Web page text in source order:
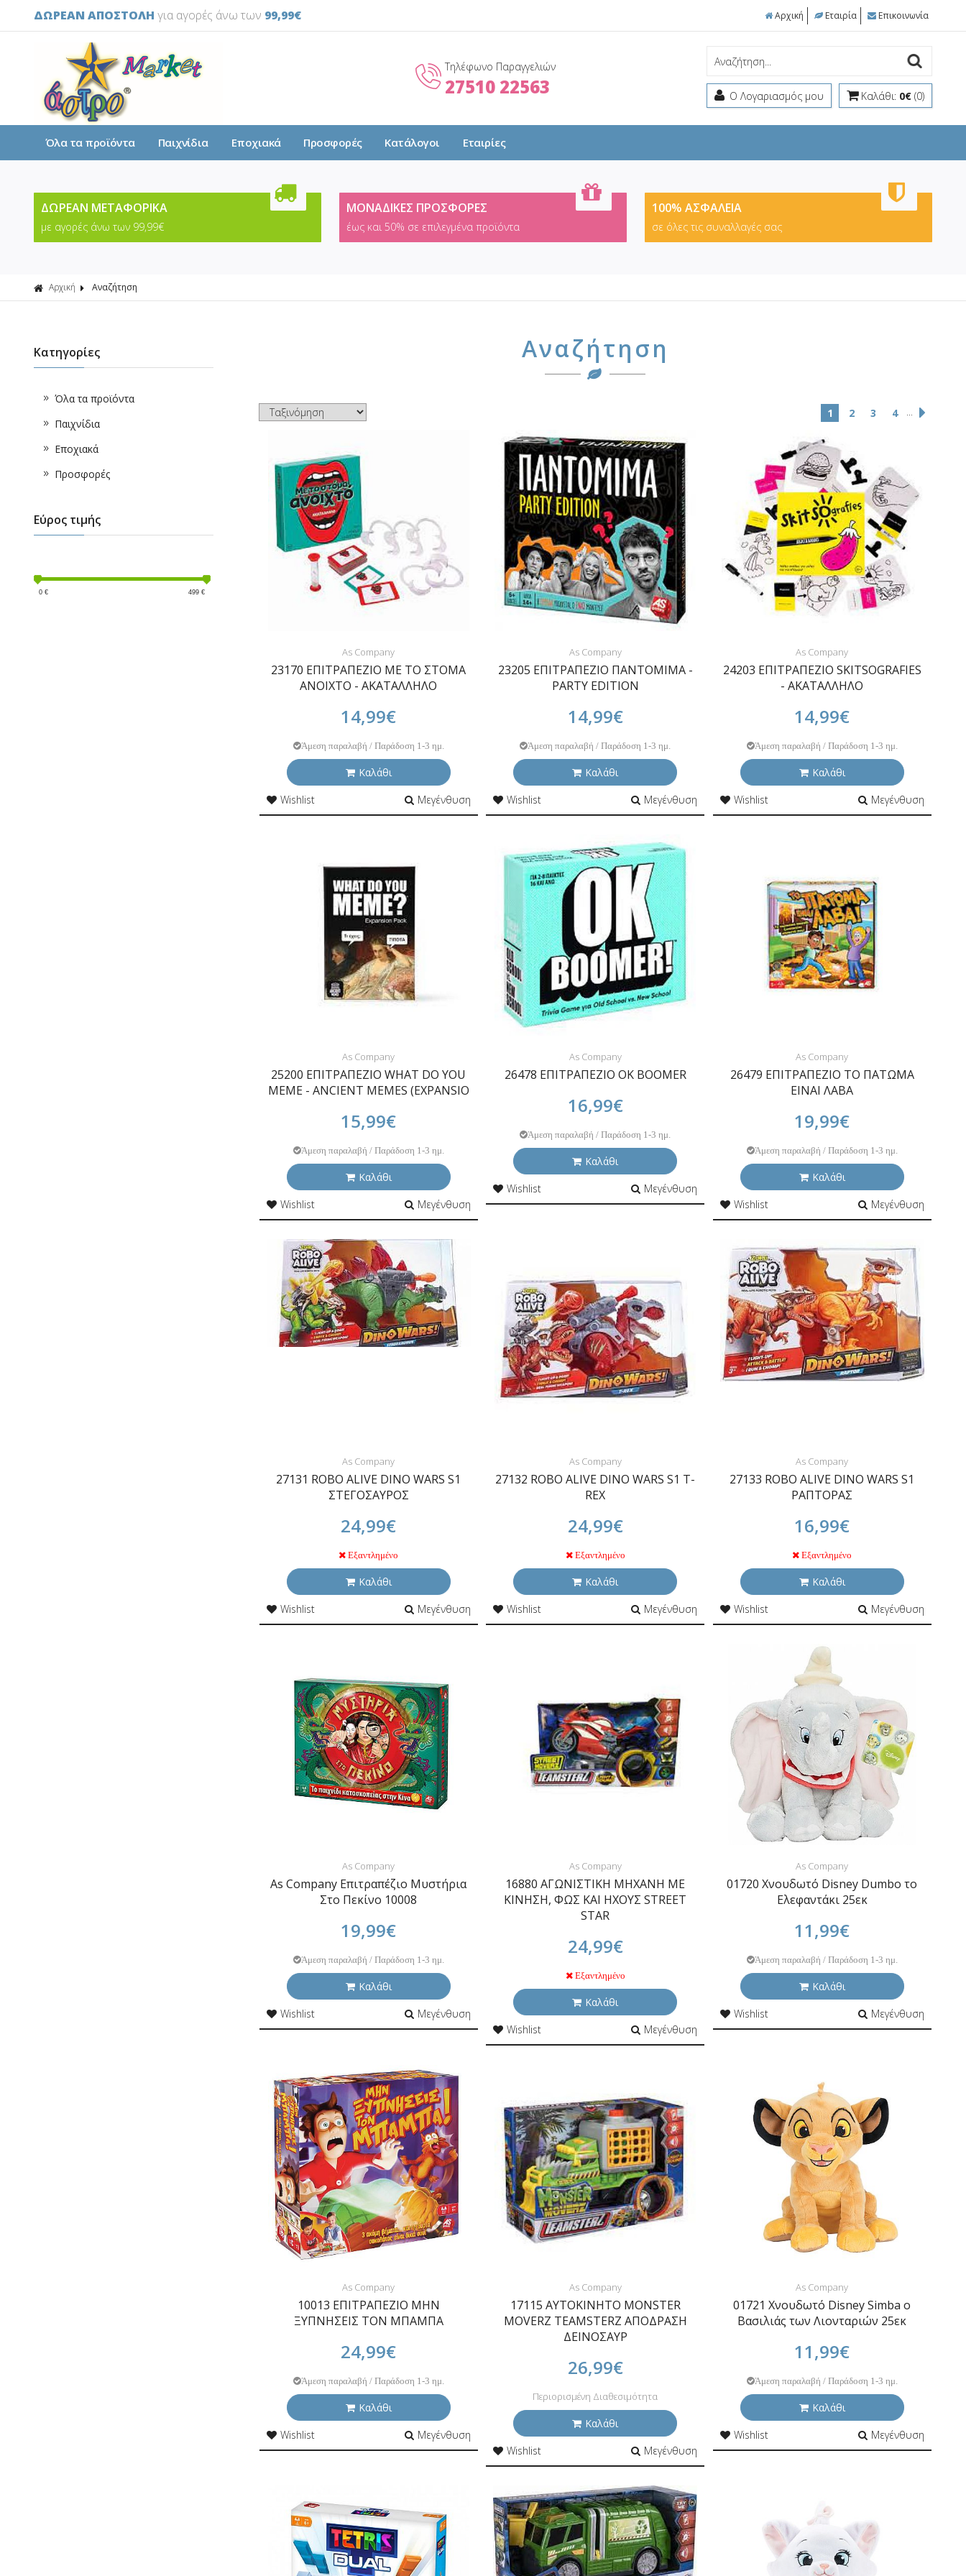
ΔΩΡΕΑΝ ΑΠΟΣΤΟΛΗ για αγορές άνω των 99,99€ Αρχική Εταιρία Επικοινωνία
Τηλέφωνο Παραγγελιών
27510 22563 Ο Λογαριασμός μου Καλάθι: 0€ (0)
Όλα τα προϊόντα Παιχνίδια Εποχιακά Προσφορές Κατάλογοι Εταιρίες
ΔΩΡΕΑΝ ΜΕΤΑΦΟΡΙΚΑ
με αγορές άνω των 99,99€
ΜΟΝΑΔΙΚΕΣ ΠΡΟΣΦΟΡΕΣ
έως και 50% σε επιλεγμένα προϊόντα
100% ΑΣΦΑΛΕΙΑ
σε όλες τις συναλλαγές σας
Αρχική Αναζήτηση
Κατηγορίες
Όλα τα προϊόντα
Παιχνίδια
Εποχιακά
Προσφορές
Εύρος τιμής
0 € 499 €
Αναζήτηση
1 2 3 4 ...
As Company
23170 ΕΠΙΤΡΑΠΕΖΙΟ ΜΕ ΤΟ ΣΤΟΜΑ
ΑΝΟΙΧΤΟ - ΑΚΑΤΑΛΛΗΛΟ
14,99€
Άμεση παραλαβή / Παράδοση 1-3 ημ.
Καλάθι
Wishlist
Μεγένθυση
As Company
23205 ΕΠΙΤΡΑΠΕΖΙΟ ΠΑΝΤΟΜΙΜΑ -
PARTY EDITION
14,99€
Άμεση παραλαβή / Παράδοση 1-3 ημ.
Καλάθι
Wishlist
Μεγένθυση
As Company
24203 ΕΠΙΤΡΑΠΕΖΙΟ SKITSOGRAFIES
- ΑΚΑΤΑΛΛΗΛΟ
14,99€
Άμεση παραλαβή / Παράδοση 1-3 ημ.
Καλάθι
Wishlist
Μεγένθυση
As Company
25200 ΕΠΙΤΡΑΠΕΖΙΟ WHAT DO YOU
MEME - ANCIENT MEMES (EXPANSIO
15,99€
Άμεση παραλαβή / Παράδοση 1-3 ημ.
Καλάθι
Wishlist
Μεγένθυση
As Company
26478 ΕΠΙΤΡΑΠΕΖΙΟ OK BOOMER
16,99€
Άμεση παραλαβή / Παράδοση 1-3 ημ.
Καλάθι
Wishlist
Μεγένθυση
As Company
26479 ΕΠΙΤΡΑΠΕΖΙΟ ΤΟ ΠΑΤΩΜΑ
ΕΙΝΑΙ ΛΑΒΑ
19,99€
Άμεση παραλαβή / Παράδοση 1-3 ημ.
Καλάθι
Wishlist
Μεγένθυση
As Company
27131 ROBO ALIVE DINO WARS S1
ΣΤΕΓΟΣΑΥΡΟΣ
24,99€
Εξαντλημένο
Καλάθι
Wishlist
Μεγένθυση
As Company
27132 ROBO ALIVE DINO WARS S1 T-
REX
24,99€
Εξαντλημένο
Καλάθι
Wishlist
Μεγένθυση
As Company
27133 ROBO ALIVE DINO WARS S1
ΡΑΠΤΟΡΑΣ
16,99€
Εξαντλημένο
Καλάθι
Wishlist
Μεγένθυση
As Company
As Company Επιτραπέζιο Μυστήρια
Στο Πεκίνο 10008
19,99€
Άμεση παραλαβή / Παράδοση 1-3 ημ.
Καλάθι
Wishlist
Μεγένθυση
As Company
16880 ΑΓΩΝΙΣΤΙΚΗ ΜΗΧΑΝΗ ΜΕ
ΚΙΝΗΣΗ, ΦΩΣ ΚΑΙ ΗΧΟΥΣ STREET
STAR
24,99€
Εξαντλημένο
Καλάθι
Wishlist
Μεγένθυση
As Company
01720 Χνουδωτό Disney Dumbo το
Ελεφαντάκι 25εκ
11,99€
Άμεση παραλαβή / Παράδοση 1-3 ημ.
Καλάθι
Wishlist
Μεγένθυση
As Company
10013 ΕΠΙΤΡΑΠΕΖΙΟ ΜΗΝ
ΞΥΠΝΗΣΕΙΣ ΤΟΝ ΜΠΑΜΠΑ
24,99€
Άμεση παραλαβή / Παράδοση 1-3 ημ.
Καλάθι
Wishlist
Μεγένθυση
As Company
17115 ΑΥΤΟΚΙΝΗΤΟ MONSTER
MOVERZ TEAMSTERZ ΑΠΟΔΡΑΣΗ
ΔΕΙΝΟΣΑΥΡ
26,99€
Περιορισμένη Διαθεσιμότητα
Καλάθι
Wishlist
Μεγένθυση
As Company
01721 Χνουδωτό Disney Simba ο
Βασιλιάς των Λιονταριών 25εκ
11,99€
Άμεση παραλαβή / Παράδοση 1-3 ημ.
Καλάθι
Wishlist
Μεγένθυση